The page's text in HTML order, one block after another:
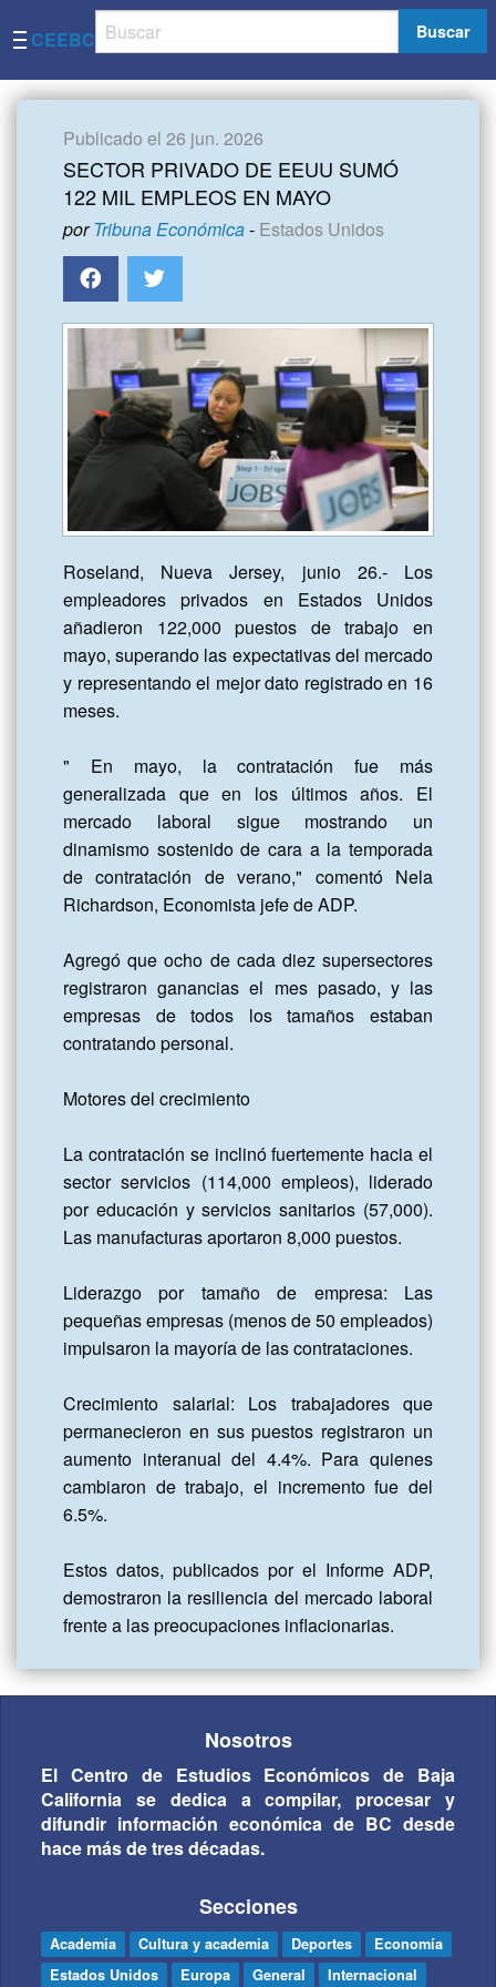
CEEBC Buscar
Publicado el 26 jun. 2026
SECTOR PRIVADO DE EEUU SUMÓ
122 MIL EMPLEOS EN MAYO
por Tribuna Económica- Estados Unidos
Roseland, Nueva Jersey, junio 26.- Los
empleadores privados en Estados Unidos
añadieron 122,000 puestos de trabajo en
mayo, superando las expectativas del mercado
y representando el mejor dato registrado en 16
meses.
" En mayo, la contratación fue más
generalizada que en los últimos años. El
mercado laboral sigue mostrando un
dinamismo sostenido de cara a la temporada
de contratación de verano," comentó Nela
Richardson, Economista jefe de ADP.
Agregó que ocho de cada diez supersectores
registraron ganancias el mes pasado, y las
empresas de todos los tamaños estaban
contratando personal.
Motores del crecimiento
La contratación se inclinó fuertemente hacia el
sector servicios (114,000 empleos), liderado
por educación y servicios sanitarios (57,000).
Las manufacturas aportaron 8,000 puestos.
Liderazgo por tamaño de empresa: Las
pequeñas empresas (menos de 50 empleados)
impulsaron la mayoría de las contrataciones.
Crecimiento salarial: Los trabajadores que
permanecieron en sus puestos registraron un
aumento interanual del 4.4%. Para quienes
cambiaron de trabajo, el incremento fue del
6.5%.
Estos datos, publicados por el Informe ADP,
demostraron la resiliencia del mercado laboral
frente a las preocupaciones inflacionarias.
Nosotros
El Centro de Estudios Económicos de Baja
California se dedica a compilar, procesar y
difundir información económica de BC desde
hace más de tres décadas.
Secciones
Academia Cultura y academia Deportes
Economía
Estados Unidos
Europa General Internacional